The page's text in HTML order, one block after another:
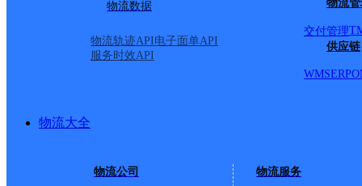
物流数据
物流轨迹API电子面单API
服务时效API
物流
交付管理
供应链
WMSERP
物流大全
物流公司 物流服务